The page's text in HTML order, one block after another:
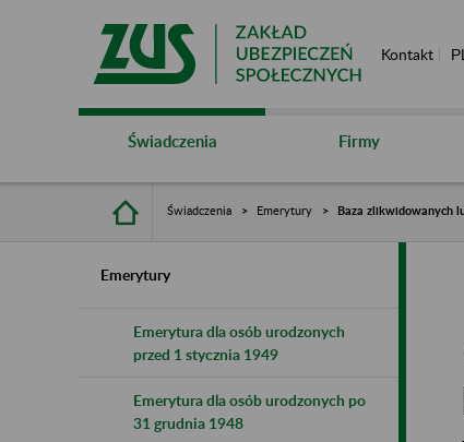
Kontakt
Świadczenia Firmy
Świadczenia Emerytury Baza zlikwidowanych
Emerytury
Emerytura dla osób urodzonych
przed 1 stycznia 1949
Emerytura dla osób urodzonych po
31 grudnia 1948